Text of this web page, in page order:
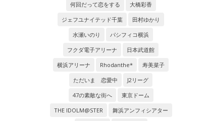
何回だって恋をする
大橋彩香
ジェフユナイテッド千葉
田村ゆかり
水瀬いのり
パシフィコ横浜
フクダ電子アリーナ
日本武道館
横浜アリーナ
Rhodanthe*
寿美菜子
ただいま 恋愛中
J2リーグ
47の素敵な街へ
東京ドーム
THE IDOLM@STER
舞浜アンフィシアター